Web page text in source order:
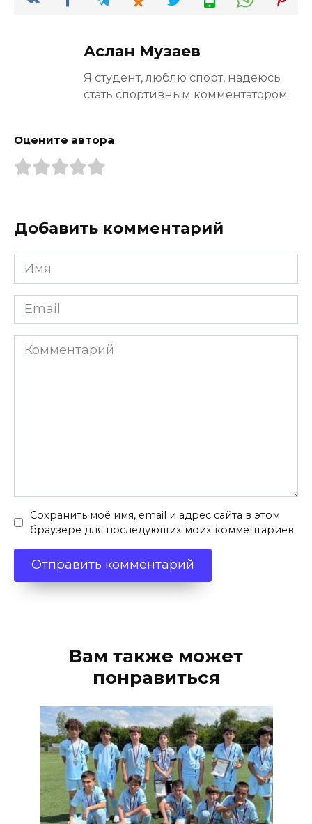
Аслан Музаев
Я студент, люблю спорт, надеюсь
стать спортивным комментатором
Оцените автора
Добавить комментарий
Имя
*
Email
*
Комментарий
Сохранить моё имя, email и адрес сайта в этом
браузере для последующих моих комментариев.
Вам также может
понравиться